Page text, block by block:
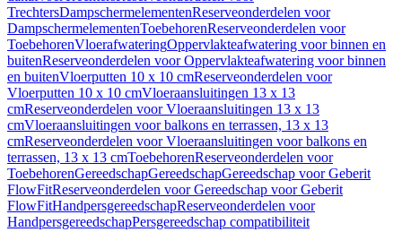
TrechtersDampschermelementenReserveonderdelen voor
DampschermelementenToebehorenReserveonderdelen voor
ToebehorenVloerafwateringOppervlakteafwatering voor binnen en
buitenReserveonderdelen voor Oppervlakteafwatering voor binnen
en buitenVloerputten 10 x 10 cmReserveonderdelen voor
Vloerputten 10 x 10 cmVloeraansluitingen 13 x 13
cmReserveonderdelen voor Vloeraansluitingen 13 x 13
cmVloeraansluitingen voor balkons en terrassen, 13 x 13
cmReserveonderdelen voor Vloeraansluitingen voor balkons en
terrassen, 13 x 13 cmToebehorenReserveonderdelen voor
ToebehorenGereedschapGereedschapGereedschap voor Geberit
FlowFitReserveonderdelen voor Gereedschap voor Geberit
FlowFitHandpersgereedschapReserveonderdelen voor
HandpersgereedschapPersgereedschap compatibiliteit